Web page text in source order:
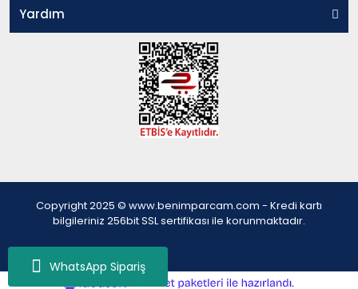
WhatsApp Sipariş
Yardım
Copyright 2025 © www.benimparcam.com - Kredi kartı
bilgileriniz 256bit SSL sertifikası ile korunmaktadır.
e-